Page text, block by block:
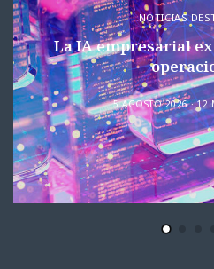
NOTICIAS
La IA empresarial
5 AGOSTO 2026 12